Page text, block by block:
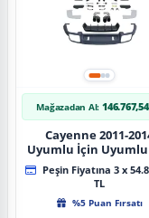
Mağazadan Al:
Cayenne 2011-
Uyumlu İçin
2019+ Bagaj
Parça
Peşin Fiyatına 3 x
TL
%5 Puan Fırsatı